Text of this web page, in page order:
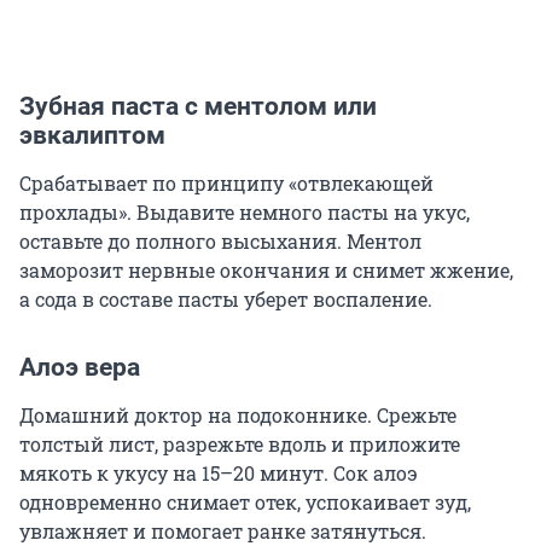
Зубная паста с ментолом или
эвкалиптом
Срабатывает по принципу «отвлекающей
прохлады». Выдавите немного пасты на укус,
оставьте до полного высыхания. Ментол
заморозит нервные окончания и снимет жжение,
а сода в составе пасты уберет воспаление.
Алоэ вера
Домашний доктор на подоконнике. Срежьте
толстый лист, разрежьте вдоль и приложите
мякоть к укусу на 15–20 минут. Сок алоэ
одновременно снимает отек, успокаивает зуд,
увлажняет и помогает ранке затянуться.